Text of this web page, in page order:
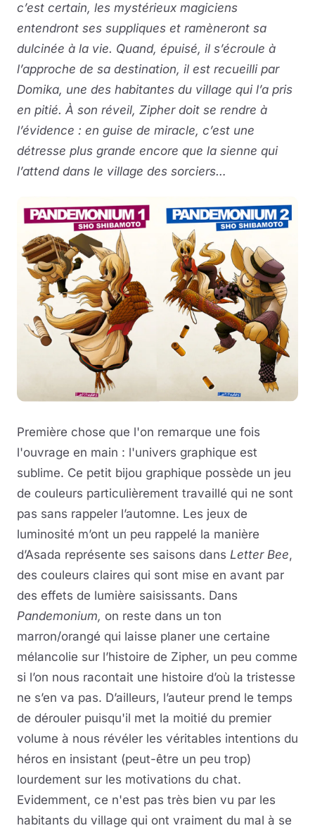
c’est certain, les mystérieux magiciens
entendront ses suppliques et ramèneront sa
dulcinée à la vie. Quand, épuisé, il s’écroule à
l’approche de sa destination, il est recueilli par
Domika, une des habitantes du village qui l’a pris
en pitié. À son réveil, Zipher doit se rendre à
l’évidence : en guise de miracle, c’est une
détresse plus grande encore que la sienne qui
l’attend dans le village des sorciers…
Première chose que l'on remarque une fois
l'ouvrage en main : l'univers graphique est
sublime. Ce petit bijou graphique possède un jeu
de couleurs particulièrement travaillé qui ne sont
pas sans rappeler l’automne. Les jeux de
luminosité m’ont un peu rappelé la manière
d’Asada représente ses saisons dans Letter Bee,
des couleurs claires qui sont mise en avant par
des effets de lumière saisissants. Dans
Pandemonium, on reste dans un ton
marron/orangé qui laisse planer une certaine
mélancolie sur l’histoire de Zipher, un peu comme
si l’on nous racontait une histoire d’où la tristesse
ne s’en va pas. D’ailleurs, l’auteur prend le temps
de dérouler puisqu'il met la moitié du premier
volume à nous révéler les véritables intentions du
héros en insistant (peut-être un peu trop)
lourdement sur les motivations du chat.
Evidemment, ce n'est pas très bien vu par les
habitants du village qui ont vraiment du mal à se